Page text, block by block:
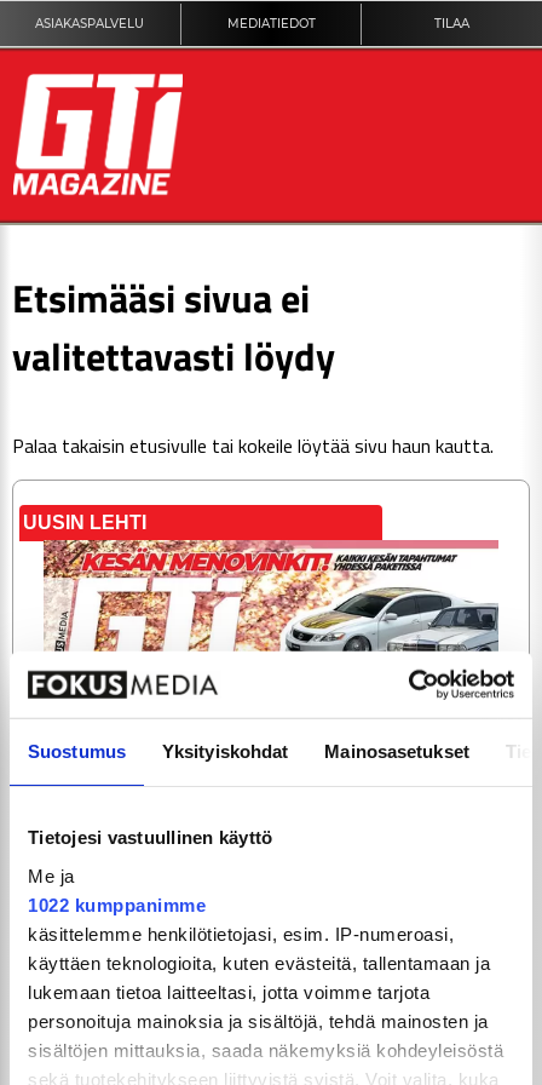
Suostumus Yksityiskohdat Mainosasetukset
Tietojesi vastuullinen käyttö
Me ja
1022 kumppanimme
käsittelemme henkilötietojasi, esim. IP-numeroasi,
käyttäen teknologioita, kuten evästeitä, tallentamaan ja
lukemaan tietoa laitteeltasi, jotta voimme tarjota
personoituja mainoksia ja sisältöjä, tehdä mainosten ja
sisältöjen mittauksia, saada näkemyksiä kohdeyleisöstä
sekä tuotekehitykseen liittyvistä syistä. Voit valita, kuka
ASIAKASPALVELU MEDIATIEDOT TILAA
KILPAILUT
TEKNIIKKA
ARTIKKELIT
TILAA
Etsimääsi sivua ei
valitettavasti löydy
Palaa takaisin etusivulle tai kokeile löytää sivu haun kautta.
UUSIN LEHTI
GTi-Magazinen numero 5 / 2026 julkaistaan
3.6.2026!
UUSIMMAT